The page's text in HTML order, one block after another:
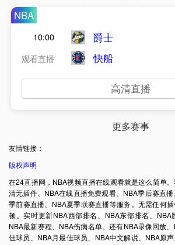
NBA
10:00
观看直播
爵士
快船
高清直播
更多赛事
友情链接：
版权声明
在24直播网，NBA视频直播在线观看就是这么简单
清无插件、NBA在线直播免费观看、NBA季后赛直
季前赛直播、NBA夏季联赛直播等服务。无需任何
顿。实时更新NBA西部排名、NBA东部排名、NBA
NBA最新赛程、NBA伤病名单。还有NBA录像回放
佳球员、NBA月最佳球员、NBA中文解说、NBA原